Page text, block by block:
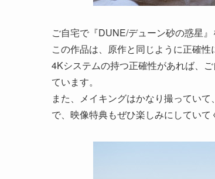
ご自宅で『DUNE/デューン砂の惑星
この作品は、原作と同じように正確性
4Kシステムの持つ正確性があれば、
ています。
また、メイキングはかなり撮ってい
で、映像特典もぜひ楽しみにしていて